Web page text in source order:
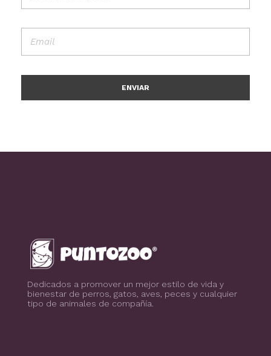
PuntoZoo
Dedicados a promover un mejor estilo de vida y
bienestar de perros, gatos, aves, peces y cualquier
tipo de animales de compañía.